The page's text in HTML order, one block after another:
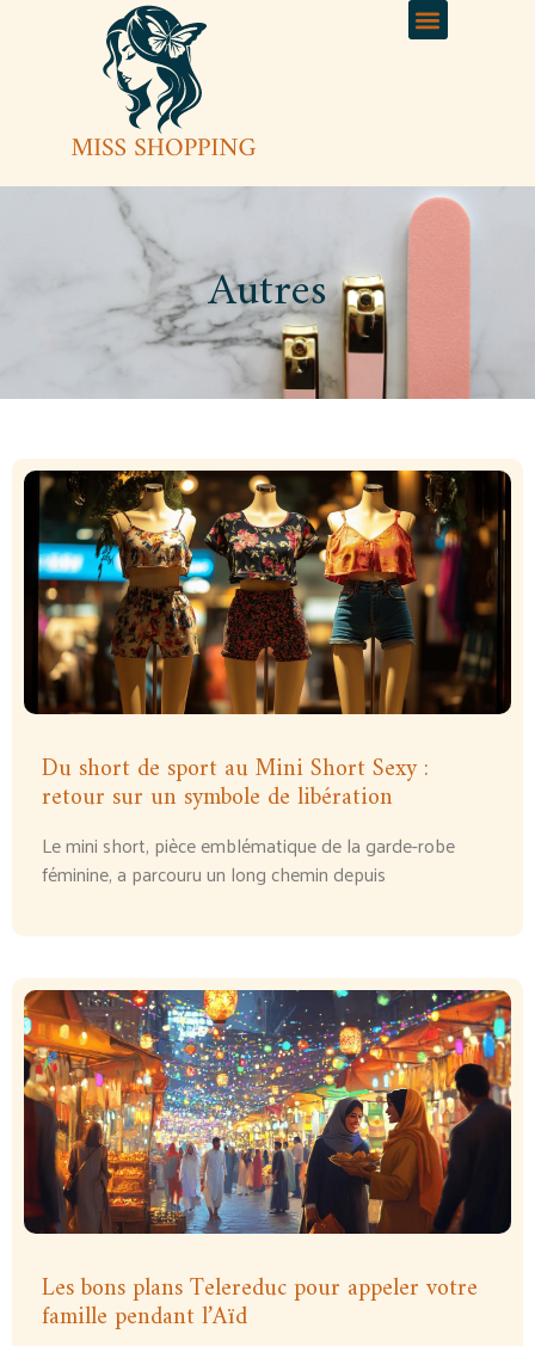
Autres
Du short de sport au Mini Short Sexy :
retour sur un symbole de libération
Le mini short, pièce emblématique de la garde-robe
féminine, a parcouru un long chemin depuis
Les bons plans Telereduc pour appeler votre
famille pendant l’Aïd